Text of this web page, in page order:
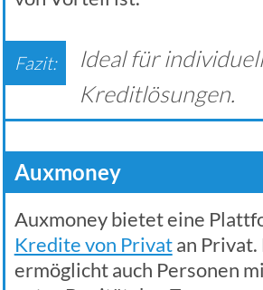
Ideal für
Kreditlösungen.
Auxmoney
Auxmoney bietet eine
Kredite von Privatan Privat.
ermöglicht auch Personen